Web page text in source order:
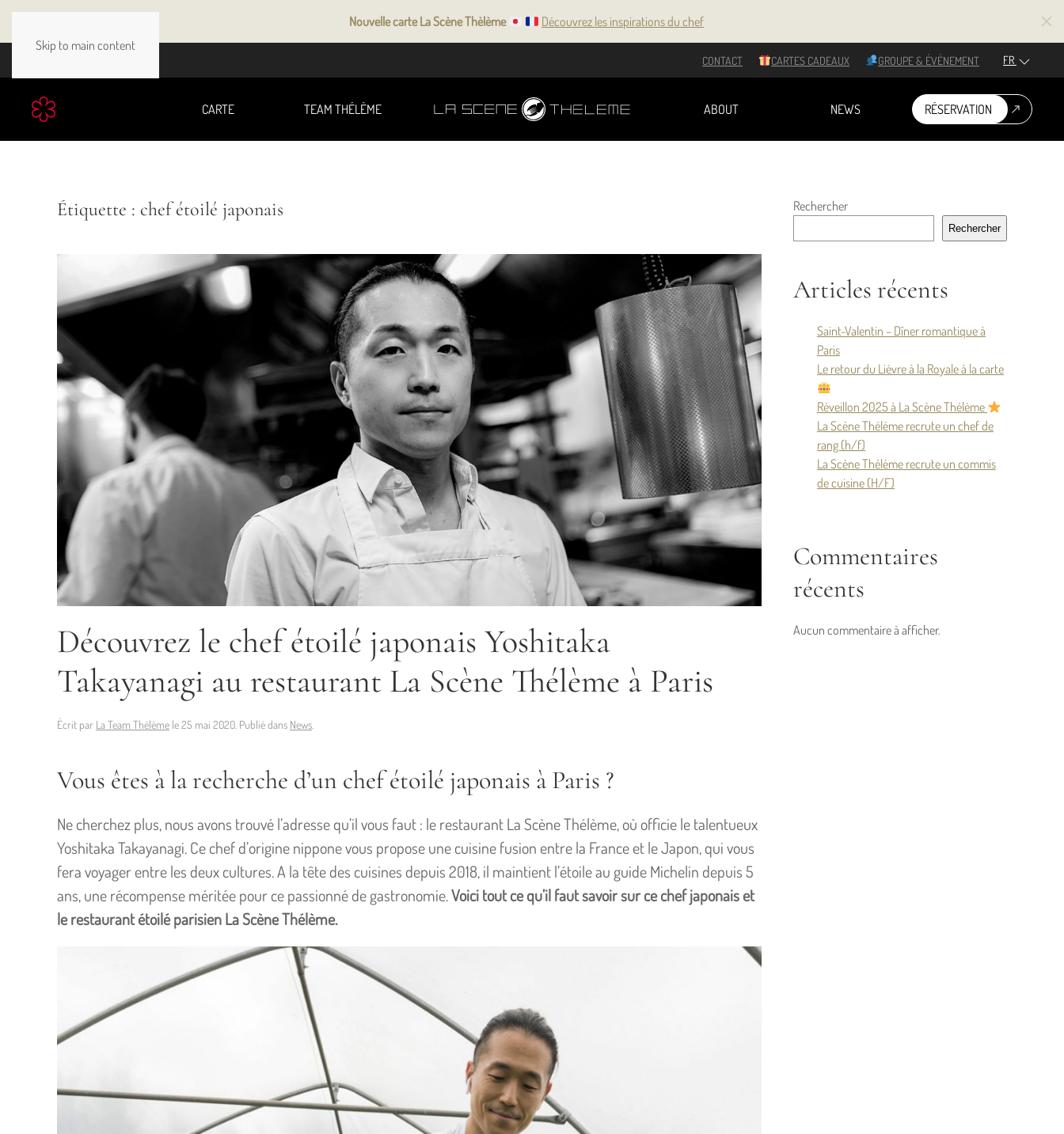
Skip to main content
Nouvelle carte La Scène Thèlème Découvrez les inspirations du chef
CONTACT CARTES CADEAUX GROUPE & ÉVÉNEMENT FR
CARTE TEAM THÉLÈME ABOUT NEWS RÉSERVATION
Étiquette : chef étoilé japonais
Découvrez le chef étoilé japonais Yoshitaka
Takayanagi au restaurant La Scène Thélème à Paris
Écrit par La Team Thélème le25 mai 2020 . Publié dans News
Vous êtes à la recherche d’un chef étoilé japonais à Paris ?
Ne cherchez plus, nous avons trouvé l’adresse qu’il vous faut : le restaurant La Scène Thélème, où officie le talentueux
Yoshitaka Takayanagi. Ce chef d’origine nippone vous propose une cuisine fusion entre la France et le Japon, qui vous
fera voyager entre les deux cultures. A la tête des cuisines depuis 2018, il maintient l’étoile au guide Michelin depuis 5
ans, une récompense méritée pour ce passionné de gastronomie.Voici tout ce qu’il faut savoir sur ce chef japonais et
le restaurant étoilé parisien La Scène Thélème.
Rechercher
Rechercher
Articles récents
Saint-Valentin – Dîner romantique à
Paris
Le retour du Lièvre à la Royale à la carte
Réveillon 2025 à La Scène Thélème
La Scène Thélème recrute un chef de
rang (h/f)
La Scène Thélème recrute un commis
de cuisine (H/F)
Commentaires
récents
Aucun commentaire à afficher.